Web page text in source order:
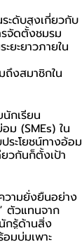
ะดับสูงเกี่ยวกับ
จัดตั้งชมรม
ยะยาวภายใน
ถึงสมาชิกใน
นักเรียน
(SMEs) ใน
ระโยชน์ทางอ้อม
วกันก็ตั้งเป้า
วามยั่งยืนอย่าง
ตัวแทนจาก
นักรู้ด้านสิ่ง
มบ่มเพาะ